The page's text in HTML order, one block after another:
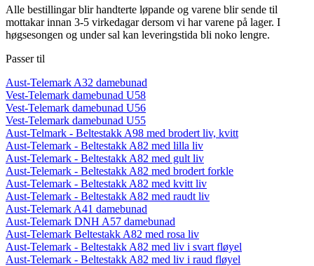
Alle bestillingar blir handterte løpande og varene blir sende til
mottakar innan 3-5 virkedagar dersom vi har varene på lager. I
høgsesongen og under sal kan leveringstida bli noko lengre.
Passer til
Aust-Telemark A32 damebunad
Vest-Telemark damebunad U58
Vest-Telemark damebunad U56
Vest-Telemark damebunad U55
Aust-Telmark - Beltestakk A98 med brodert liv, kvitt
Aust-Telemark - Beltestakk A82 med lilla liv
Aust-Telemark - Beltestakk A82 med gult liv
Aust-Telemark - Beltestakk A82 med brodert forkle
Aust-Telemark - Beltestakk A82 med kvitt liv
Aust-Telemark - Beltestakk A82 med raudt liv
Aust-Telemark A41 damebunad
Aust-Telemark DNH A57 damebunad
Aust-Telemark Beltestakk A82 med rosa liv
Aust-Telemark - Beltestakk A82 med liv i svart fløyel
Aust-Telemark - Beltestakk A82 med liv i raud fløyel